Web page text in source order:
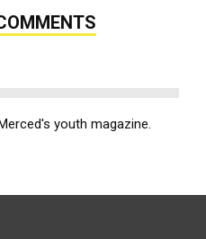
youth magazine.